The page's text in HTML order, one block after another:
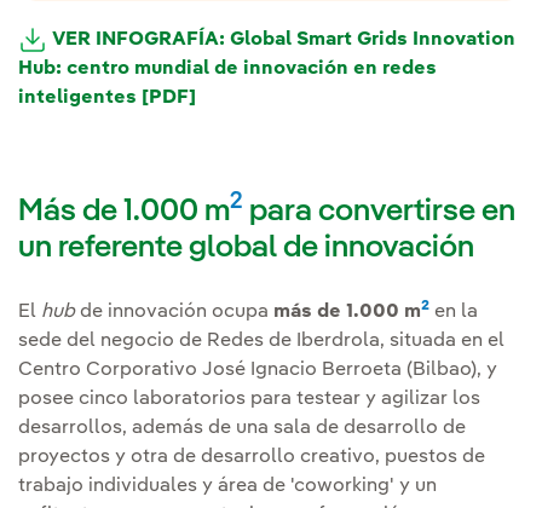
relacionados con la innovación en redes
inteligentes.
+200
profesionales
orientada a las líneas estratégicas, además
de servir deenlace directoa la filial de Redes
(i-DE) para buscar oportunidades.
Un centro global conectado con partners
internacionales en el que se desarrollan
nuevas soluciones.
VER INFOGRAFÍA: Global Smart Grids Innovation
Hub: centro mundial de innovación en redes
inteligentes [PDF]
Más de 1.000 m2 para convertirse en
un referente global de innovación
El hubde innovación ocupa más de 1.000 m2 en la
sede del negocio de Redes de Iberdrola, situada en el
Centro Corporativo José Ignacio Berroeta (Bilbao), y
posee cinco laboratorios para testear y agilizar los
desarrollos, además de una sala de desarrollo de
proyectos y otra de desarrollo creativo, puestos de
trabajo individuales y área de 'coworking' y un